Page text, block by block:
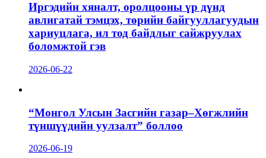
Иргэдийн хяналт, оролцооны үр дүнд
авлигатай тэмцэх, төрийн байгууллагуудын
хариуцлага, ил тод байдлыг сайжруулах
боломжтой гэв
2026-06-22
“Монгол Улсын Засгийн газар–Хөгжлийн
түншүүдийн уулзалт” боллоо
2026-06-19